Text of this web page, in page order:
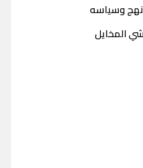
وسياسه
المخايل